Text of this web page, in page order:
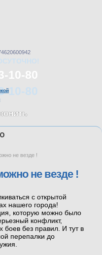
10-80
10-80
не везде !
не везде !
с открытой
нашего города!
которую можно было
конфликт,
без правил. И тут в
перепалки до